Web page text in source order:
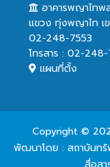
อาคารพญาไทพ
แขวง ทุ่งพญาไท เ
02-248-7553
โทรสาร : 02-248-
แผนที่ตั้ง
Copyright ©
พัฒนาโดย : สถาบันทรั